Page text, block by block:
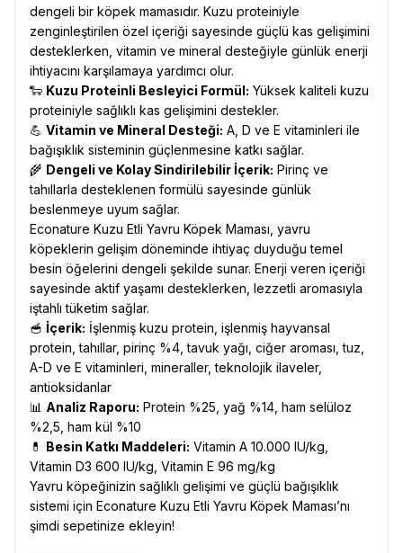
dengeli bir köpek mamasıdır. Kuzu proteiniyle
zenginleştirilen özel içeriği sayesinde güçlü kas gelişimini
desteklerken, vitamin ve mineral desteğiyle günlük enerji
ihtiyacını karşılamaya yardımcı olur.
🐑 Kuzu Proteinli Besleyici Formül: Yüksek kaliteli kuzu
proteiniyle sağlıklı kas gelişimini destekler.
💪 Vitamin ve Mineral Desteği: A, D ve E vitaminleri ile
bağışıklık sisteminin güçlenmesine katkı sağlar.
🌾 Dengeli ve Kolay Sindirilebilir İçerik: Pirinç ve
tahıllarla desteklenen formülü sayesinde günlük
beslenmeye uyum sağlar.
Econature Kuzu Etli Yavru Köpek Maması, yavru
köpeklerin gelişim döneminde ihtiyaç duyduğu temel
besin öğelerini dengeli şekilde sunar. Enerji veren içeriği
sayesinde aktif yaşamı desteklerken, lezzetli aromasıyla
iştahlı tüketim sağlar.
🥣 İçerik: İşlenmiş kuzu protein, işlenmiş hayvansal
protein, tahıllar, pirinç %4, tavuk yağı, ciğer aroması, tuz,
A-D ve E vitaminleri, mineraller, teknolojik ilaveler,
antioksidanlar
📊 Analiz Raporu: Protein %25, yağ %14, ham selüloz
%2,5, ham kül %10
💊 Besin Katkı Maddeleri: Vitamin A 10.000 IU/kg,
Vitamin D3 600 IU/kg, Vitamin E 96 mg/kg
Yavru köpeğinizin sağlıklı gelişimi ve güçlü bağışıklık
sistemi için Econature Kuzu Etli Yavru Köpek Maması’nı
şimdi sepetinize ekleyin!